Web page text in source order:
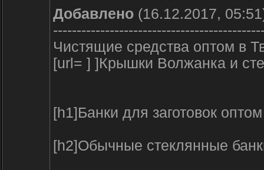
Добавлено (16.12.2017,
Чистящие средства оптом в
[url= ] ]Крышки Волжанка и
[h1]Банки для заготовок
[h2]Обычные стеклянные